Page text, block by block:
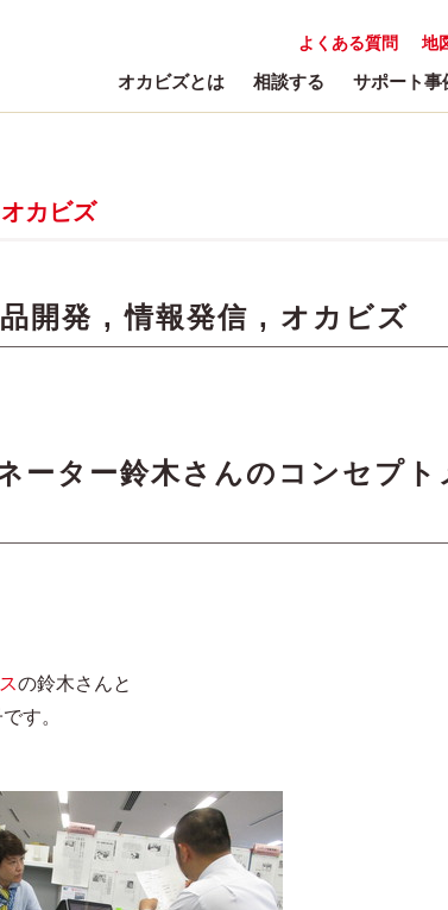
地
よくある質問
オカビズとは 相談する サポート事
オカビズ
開発 ,情報発信 , オカビズ
ーター鈴木さんのコンセプト
の鈴木さんと
す。